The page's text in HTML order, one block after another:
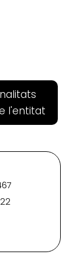
l'entitat